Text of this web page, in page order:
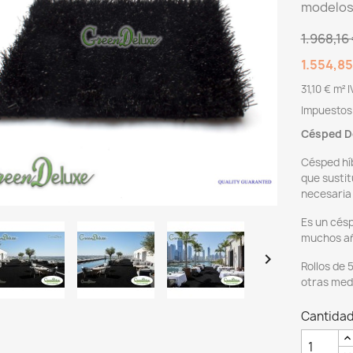

1.968,16
31,10 € m²
Césped
Césped
que
Es un
muchos
Rollos de
otras